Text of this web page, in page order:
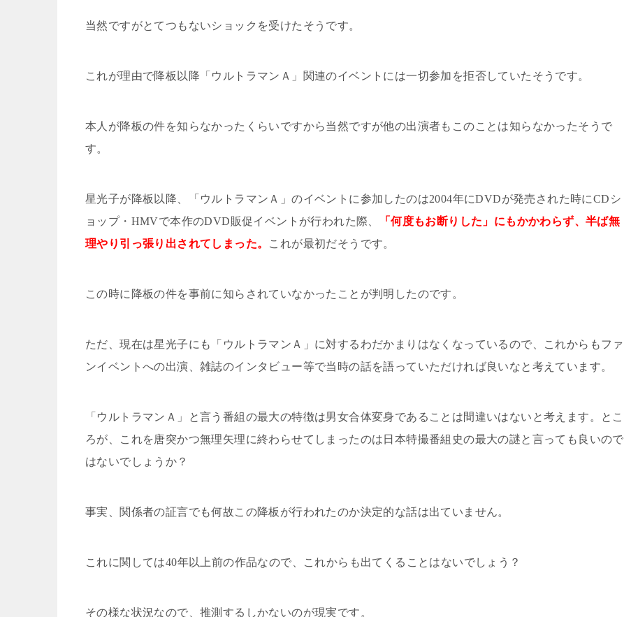
当然ですがとてつ もないショックを受けたそうです。
これが理由で降板以降「ウルトラマンＡ」関連のイベントには一切参加を拒否していたそうです。
本人が降板の件を知らなかったくらいですから当然ですが他の出演者もこのことは知らなかったそうで
す。
星光子が降板以降、「ウルトラマンＡ」のイベントに参加したのは2004年にDVDが発売された時にCD シ
ョップ・ HMVで本作のDVD販促イベントが行われた際、
「何度もお断りした」にもかかわらず、半ば無
理やり引っ張り出されてしまった。 これが最初だそうです。
この時に降板の件を事前に知らされていなかったことが判明したのです。
ただ、現在は星光子にも「ウルトラマンＡ」に対するわだかまりはな くなっているので、これからもファ
ンイベントへの出演、雑誌のインタビュー等で当時の話を語っていただければ良いなと考えています。
「ウルトラマンＡ」と言う番組の最大の特徴は男女合体変身であることは間違いはないと考えます。とこ
ろが、これを唐突かつ無理矢理に終わらせてしまったのは日本特撮番組史の最大の謎と言っても良いので
はないでしょうか？
事実、関係者の証言でも何故この降板が行われたのか決定的な話は出ていません。
これに関しては40年以上前の作品なので、これからも出てくることはないでしょう ？
その様な状況なので、推測するしかないのが現実です。